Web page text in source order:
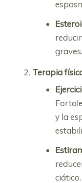
graves.
Terapia
y la
ciático.